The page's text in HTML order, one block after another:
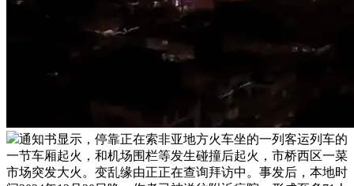
通知书显示，停靠正在索非亚地方火车坐的一列客运列车的
一节车厢起火，和机场围栏等发生碰撞后起火，市桥西区一菜
市场突发大火。变乱缘由正正在查询拜访中。事发后，本地时